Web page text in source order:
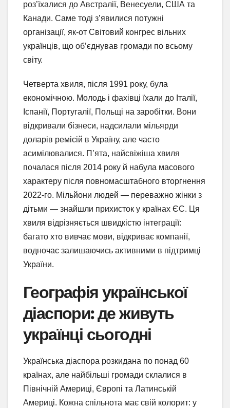
роз’їхалися до Австралії, Венесуели, США та
Канади. Саме тоді з’явилися потужні
організації, як-от Світовий конгрес вільних
українців, що об’єднував громади по всьому
світу.
Четверта хвиля, після 1991 року, була
економічною. Молодь і фахівці їхали до Італії,
Іспанії, Португалії, Польщі на заробітки. Вони
відкривали бізнеси, надсилали мільярди
доларів ремісій в Україну, але часто
асимілювалися. П’ята, найсвіжіша хвиля
почалася після 2014 року й набула масового
характеру після повномасштабного вторгнення
2022-го. Мільйони людей — переважно жінки з
дітьми — знайшли прихисток у країнах ЄС. Ця
хвиля відрізняється швидкістю інтеграції:
багато хто вивчає мови, відкриває компанії,
водночас залишаючись активними в підтримці
України.
Географія української
діаспори: де живуть
українці сьогодні
Українська діаспора розкидана по понад 60
країнах, але найбільші громади склалися в
Північній Америці, Європі та Латинській
Америці. Кожна спільнота має свій колорит: у